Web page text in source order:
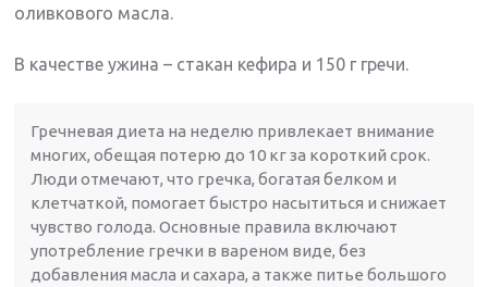
оливкового масла.
В качестве ужина – стакан кефира и 150 г гречи.
Гречневая диета на неделю привлекает внимание
многих, обещая потерю до 10 кг за короткий срок.
Люди отмечают, что гречка, богатая белком и
клетчаткой, помогает быстро насытиться и снижает
чувство голода. Основные правила включают
употребление гречки в вареном виде, без
добавления масла и сахара, а также питье большого